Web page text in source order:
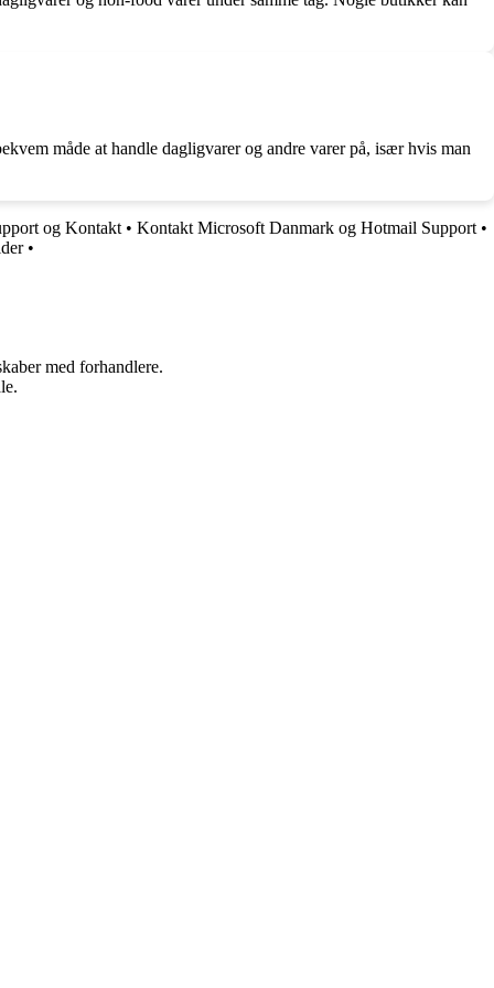
måde at handle dagligvarer og andre varer på, især hvis man
og Kontakt • Kontakt Microsoft Danmark og Hotmail Support •
•
med forhandlere.